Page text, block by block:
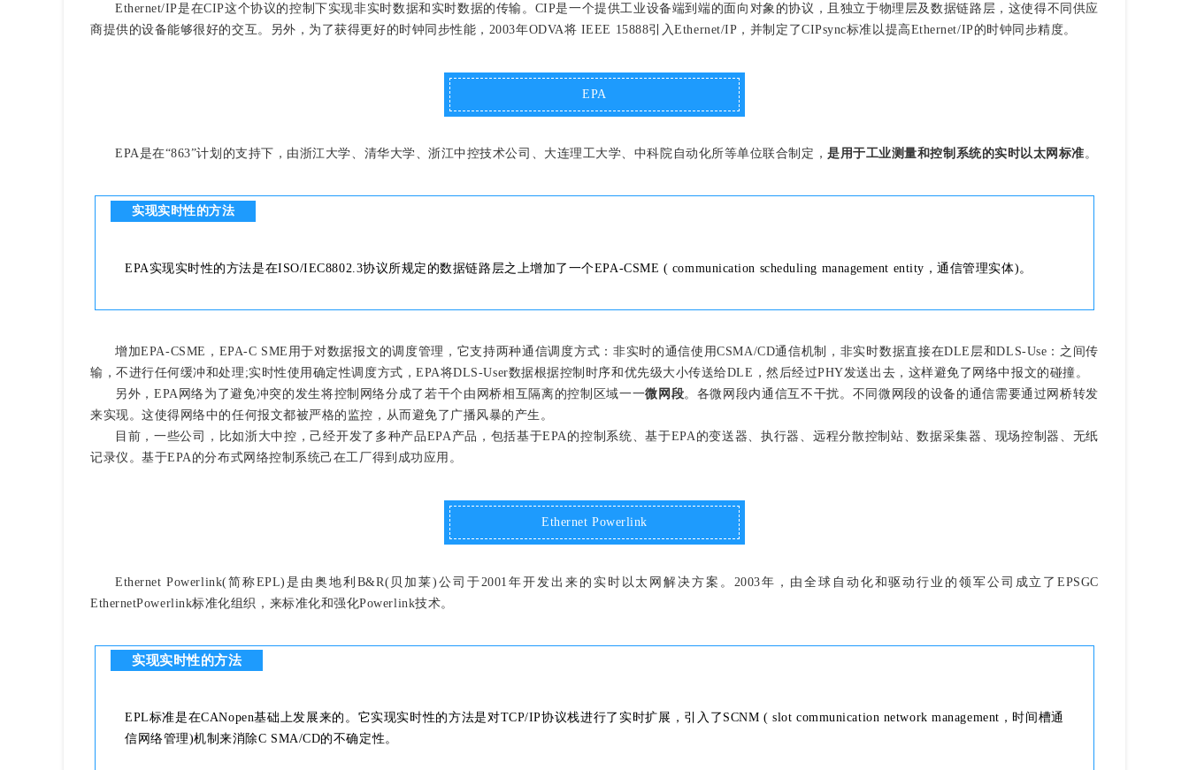
Ethernet/IP是在CIP这个协议的控制下实现非实时数据和实时数据的传输。CIP是一个提供工业设备端到端的面向对象的协议，且独立于物理层及数据链路层，这使得不同供应
商提供的设备能够很好的交互。另外，为了获得更好的时钟同步性能，2003年ODVA将 IEEE 15888引入Ethernet/IP，并制定了CIPsync标准以提高Ethernet/IP的时钟同步精度。
EPA
EPA是在“863”计划的支持下，由浙江大学、清华大学、浙江中控技术公司、大连理工大学、中科院自动化所等单位联合制定，是用于工业测量和控制系统的实时以太网标准。
实现实时性的方法
EPA实现实时性的方法是在ISO/IEC8802.3协议所规定的数据链路层之上增加了一个EPA-CSME ( communication scheduling management entity，通信管理实体)。
增加EPA-CSME，EPA-C SME用于对数据报文的调度管理，它支持两种通信调度方式：非实时的通信使用CSMA/CD通信机制，非实时数据直接在DLE层和DLS-Use：之间传
输，不进行任何缓冲和处理;实时性使用确定性调度方式，EPA将DLS-User数据根据控制时序和优先级大小传送给DLE，然后经过PHY发送出去，这样避免了网络中报文的碰撞。
另外，EPA网络为了避免冲突的发生将控制网络分成了若干个由网桥相互隔离的控制区域一一微网段。各微网段内通信互不干扰。不同微网段的设备的通信需要通过网桥转发
来实现。这使得网络中的任何报文都被严格的监控，从而避免了广播风暴的产生。
目前，一些公司，比如浙大中控，己经开发了多种产品EPA产品，包括基于EPA的控制系统、基于EPA的变送器、执行器、远程分散控制站、数据采集器、现场控制器、无纸
记录仪。基于EPA的分布式网络控制系统己在工厂得到成功应用。
Ethernet Powerlink
Ethernet Powerlink(简称EPL)是由奥地利B&R(贝加莱)公司于2001年开发出来的实时以太网解决方案。2003年，由全球自动化和驱动行业的领军公司成立了EPSGC
EthernetPowerlink标准化组织，来标准化和强化Powerlink技术。
实现实时性的方法
EPL标准是在CANopen基础上发展来的。它实现实时性的方法是对TCP/IP协议栈进行了实时扩展，引入了SCNM ( slot communication network management，时间槽通
信网络管理)机制来消除C SMA/CD的不确定性。